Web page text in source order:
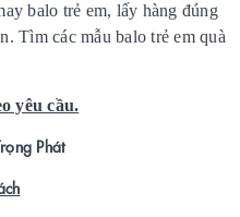
balo trẻ em, lấy hàng đúng
Tìm các mẫu balo trẻ em quà
yêu cầu.
Phát